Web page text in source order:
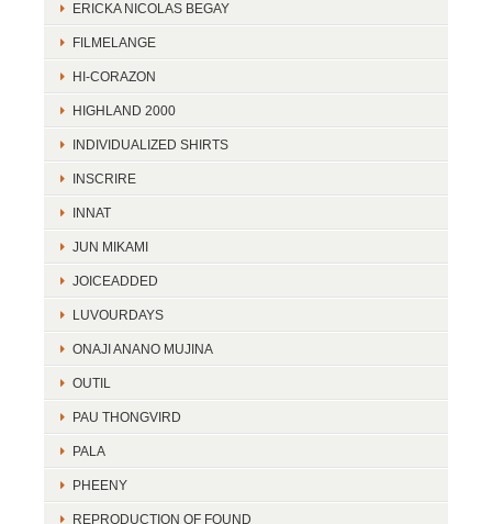
ERICKA NICOLAS BEGAY
FILMELANGE
HI-CORAZON
HIGHLAND 2000
INDIVIDUALIZED SHIRTS
INSCRIRE
INNAT
JUN MIKAMI
JOICEADDED
LUVOURDAYS
ONAJI ANANO MUJINA
OUTIL
PAU THONGVIRD
PALA
PHEENY
REPRODUCTION OF FOUND